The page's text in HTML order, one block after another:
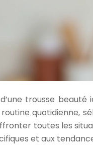
trousse
quotidienne,
toutes les
et aux